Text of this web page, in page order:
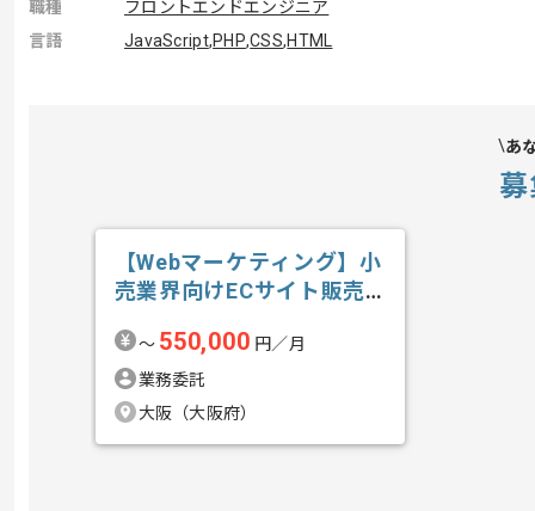
職種
フロントエンドエンジニア
言語
JavaScript,PHP,CSS,HTML
あ
【Webマーケティング】小
売業界向けECサイト販売
〜 550,000 円／月
業務委託
大阪（大阪府）